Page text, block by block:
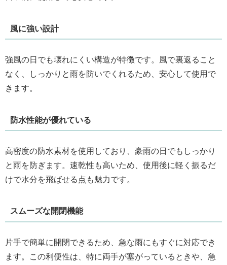
風に強い設計
強風の日でも壊れにくい構造が特徴です。風で裏返ること
なく、しっかりと雨を防いでくれるため、安心して使用で
きます。
防水性能が優れている
高密度の防水素材を使用しており、豪雨の日でもしっかり
と雨を防ぎます。速乾性も高いため、使用後に軽く振るだ
けで水分を飛ばせる点も魅力です。
スムーズな開閉機能
片手で簡単に開閉できるため、急な雨にもすぐに対応でき
ます。この利便性は、特に両手が塞がっているときや、急